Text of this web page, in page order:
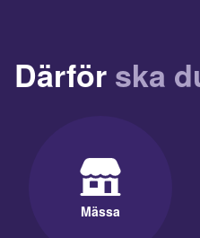
Därför ska
Mässa